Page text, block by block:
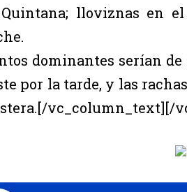
lloviznas en
dominantes serían
por la tarde, y las
vc_column_text][/